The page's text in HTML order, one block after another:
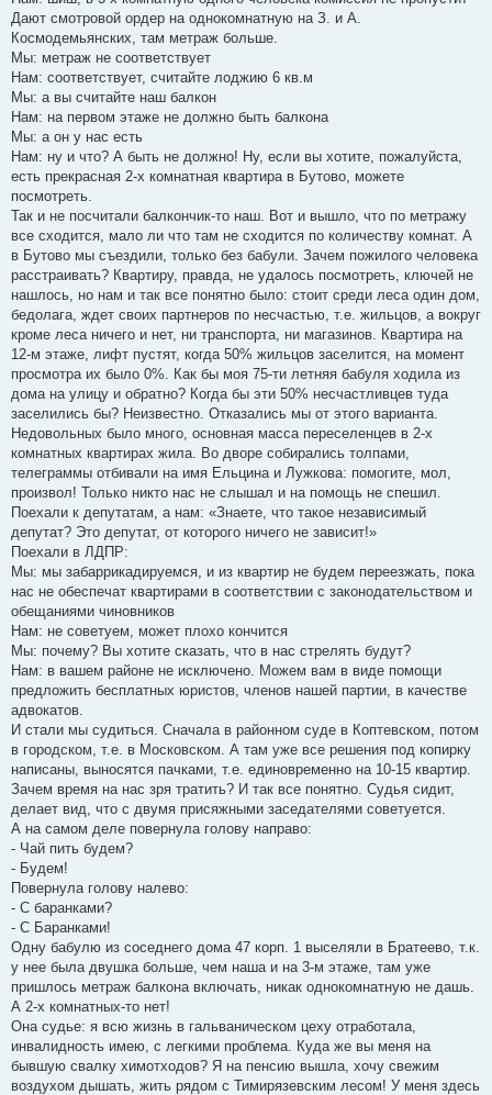
Дают смотровой ордер на однокомнатную на З. и А.
Космодемьянских, там метраж больше.
Мы: метраж не соответствует
Нам: соответствует, считайте лоджию 6 кв.м
Мы: а вы считайте наш балкон
Нам: на первом этаже не должно быть балкона
Мы: а он у нас есть
Нам: ну и что? А быть не должно! Ну, если вы хотите, пожалуйста,
есть прекрасная 2-х комнатная квартира в Бутово, можете
посмотреть.
Так и не посчитали балкончик-то наш. Вот и вышло, что по метражу
все сходится, мало ли что там не сходится по количеству комнат. А
в Бутово мы съездили, только без бабули. Зачем пожилого человека
расстраивать? Квартиру, правда, не удалось посмотреть, ключей не
нашлось, но нам и так все понятно было: стоит среди леса один дом,
бедолага, ждет своих партнеров по несчастью, т.е. жильцов, а вокруг
кроме леса ничего и нет, ни транспорта, ни магазинов. Квартира на
12-м этаже, лифт пустят, когда 50% жильцов заселится, на момент
просмотра их было 0%. Как бы моя 75-ти летняя бабуля ходила из
дома на улицу и обратно? Когда бы эти 50% несчастливцев туда
заселились бы? Неизвестно. Отказались мы от этого варианта.
Недовольных было много, основная масса переселенцев в 2-х
комнатных квартирах жила. Во дворе собирались толпами,
телеграммы отбивали на имя Ельцина и Лужкова: помогите, мол,
произвол! Только никто нас не слышал и на помощь не спешил.
Поехали к депутатам, а нам: «Знаете, что такое независимый
депутат? Это депутат, от которого ничего не зависит!»
Поехали в ЛДПР:
Мы: мы забаррикадируемся, и из квартир не будем переезжать, пока
нас не обеспечат квартирами в соответствии с законодательством и
обещаниями чиновников
Нам: не советуем, может плохо кончится
Мы: почему? Вы хотите сказать, что в нас стрелять будут?
Нам: в вашем районе не исключено. Можем вам в виде помощи
предложить бесплатных юристов, членов нашей партии, в качестве
адвокатов.
И стали мы судиться. Сначала в районном суде в Коптевском, потом
в городском, т.е. в Московском. А там уже все решения под копирку
написаны, выносятся пачками, т.е. единовременно на 10-15 квартир.
Зачем время на нас зря тратить? И так все понятно. Судья сидит,
делает вид, что с двумя присяжными заседателями советуется.
А на самом деле повернула голову направо:
- Чай пить будем?
- Будем!
Повернула голову налево:
- С баранками?
- С Баранками!
Одну бабулю из соседнего дома 47 корп. 1 выселяли в Братеево, т.к.
у нее была двушка больше, чем наша и на 3-м этаже, там уже
пришлось метраж балкона включать, никак однокомнатную не дашь.
А 2-х комнатных-то нет!
Она судье: я всю жизнь в гальваническом цеху отработала,
инвалидность имею, с легкими проблема. Куда же вы меня на
бывшую свалку химотходов? Я на пенсию вышла, хочу свежим
воздухом дышать, жить рядом с Тимирязевским лесом! У меня здесь